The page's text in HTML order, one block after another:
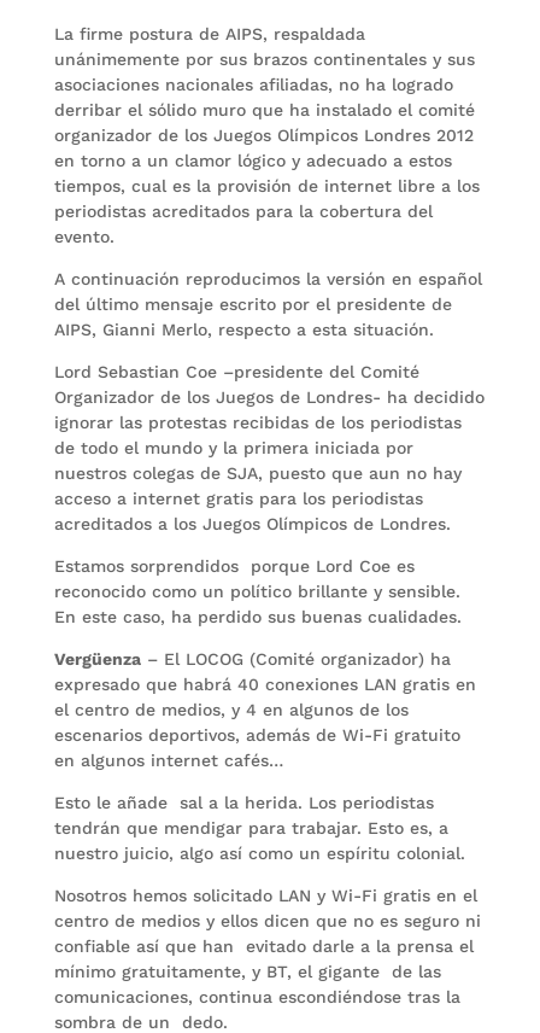
La firme postura de AIPS, respaldada
unánimemente por sus brazos continentales y sus
asociaciones nacionales afiliadas, no ha logrado
derribar el sólido muro que ha instalado el comité
organizador de los Juegos Olímpicos Londres 2012
en torno a un clamor lógico y adecuado a estos
tiempos, cual es la provisión de internet libre a los
periodistas acreditados para la cobertura del
evento.
A continuación reproducimos la versión en español
del último mensaje escrito por el presidente de
AIPS, Gianni Merlo, respecto a esta situación.
Lord Sebastian Coe –presidente del Comité
Organizador de los Juegos de Londres- ha decidido
ignorar las protestas recibidas de los periodistas
de todo el mundo y la primera iniciada por
nuestros colegas de SJA, puesto que aun no hay
acceso a internet gratis para los periodistas
acreditados a los Juegos Olímpicos de Londres.
Estamos sorprendidos porque Lord Coe es
reconocido como un político brillante y sensible.
En este caso, ha perdido sus buenas cualidades.
Vergüenza– El LOCOG (Comité organizador) ha
expresado que habrá 40 conexiones LAN gratis en
el centro de medios, y 4 en algunos de los
escenarios deportivos, además de Wi-Fi gratuito
en algunos internet cafés…
Esto le añade sal a la herida. Los periodistas
tendrán que mendigar para trabajar. Esto es, a
nuestro juicio, algo así como un espíritu colonial.
Nosotros hemos solicitado LAN y Wi-Fi gratis en el
centro de medios y ellos dicen que no es seguro ni
confiable así que han evitado darle a la prensa el
mínimo gratuitamente, y BT, el gigante de las
comunicaciones, continua escondiéndose tras la
sombra de un dedo.